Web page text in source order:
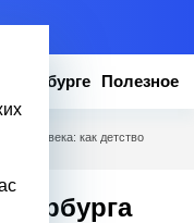
Полезное
XIX века: как детство